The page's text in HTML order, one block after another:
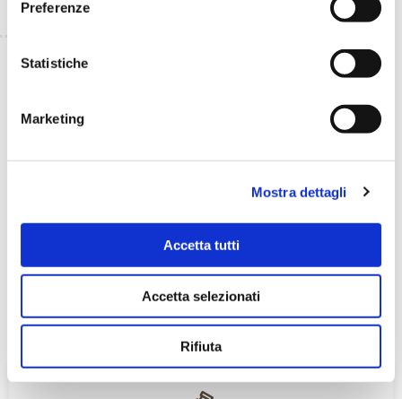
Preferenze
Statistiche
Marketing
Mostra dettagli
Accetta tutti
Accetta selezionati
Rifiuta
TORNA INDIETRO
TI È PIACIUTO IL POST?